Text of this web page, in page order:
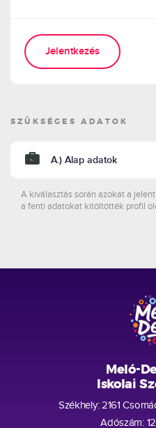
Jelentkezés
SZÜKSÉGES ADATOK
A.) Alap adatok
A kiválasztás során azokat a
a fenti adatokat kitöltötték profil
Meló-
Iskolai
Székhely: 2161
Adószám: